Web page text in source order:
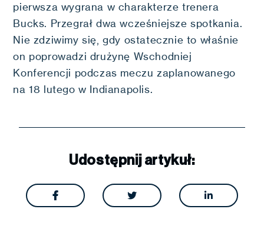
pierwsza wygrana w charakterze trenera
Bucks. Przegrał dwa wcześniejsze spotkania.
Nie zdziwimy się, gdy ostatecznie to właśnie
on poprowadzi drużynę Wschodniej
Konferencji podczas meczu zaplanowanego
na 18 lutego w Indianapolis.
Udostępnij artykuł:
  